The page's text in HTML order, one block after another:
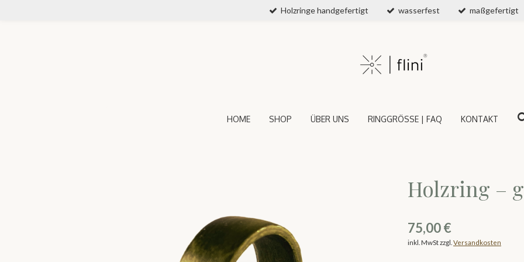
Holzringe handgefertigt wasserfest maßgefertigt
HOME SHOP ÜBER UNS RINGGRÖSSE | FAQ KONTAKT
Holzring –
75,00 €
inkl. MwSt zzgl. Versandkosten